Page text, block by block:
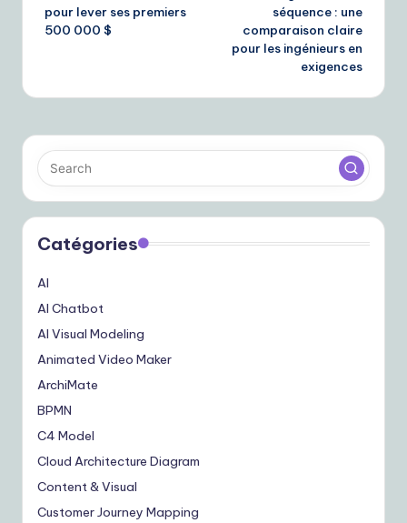
pour lever ses premiers
500 000 $
séquence : une
comparaison claire
pour les ingénieurs en
exigences
Catégories
AI
AI Chatbot
AI Visual Modeling
Animated Video Maker
ArchiMate
BPMN
C4 Model
Cloud Architecture Diagram
Content & Visual
Customer Journey Mapping